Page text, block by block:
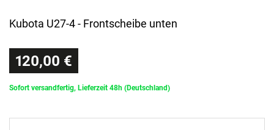
Kubota U27-4 - Frontscheibe unten
120,00 €
Sofort versandfertig, Lieferzeit 48h (Deutschland)